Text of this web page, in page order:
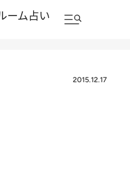
ーム占い
2015.12.17